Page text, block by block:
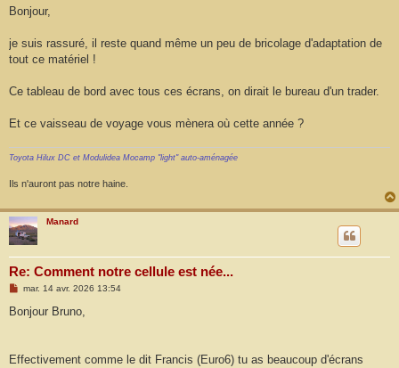
s
g
Bonjour,
je suis rassuré, il reste quand même un peu de bricolage d'adaptation de
tout ce matériel !
Ce tableau de bord avec tous ces écrans, on dirait le bureau d'un trader.
Et ce vaisseau de voyage vous mènera où cette année ?
Toyota Hilux DC et Modulidea Mocamp "light" auto-aménagée
Ils n'auront pas notre haine.
Manard
Re: Comment notre cellule est née...
M
s
mar. 14 avr. 2026 13:54
Bonjour Bruno,
Effectivement comme le dit Francis (Euro6) tu as beaucoup d'écrans